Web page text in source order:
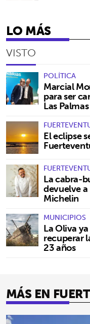
LO MÁS
VISTO
POLÍTICA
Marcial
para ser
Las Palmas
El eclipse
La cabra-
devuelve
Michelin
MUNICIPIOS
La Oliva
recuperar
23 años
MÁS EN